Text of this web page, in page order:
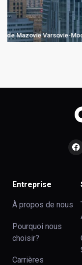
Pologne
Transferts et Taxi de
Entreprise
À propos de nous
Pourquoi nous
choisir?
Carrières